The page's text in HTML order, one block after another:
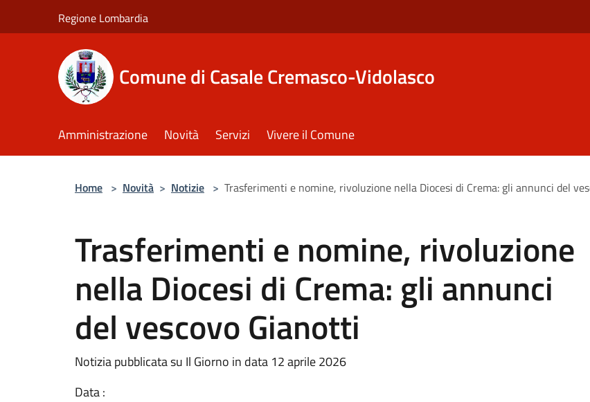
Regione Lombardia
Comune di Casale Cremasco-Vidolasco
Amministrazione Novità Servizi Vivere il Comune
Home > Novità > Notizie > Trasferimenti e nomine, rivoluzione nella Diocesi di Crema: gli annunci del
Trasferimenti e nomine, rivoluzione
nella Diocesi di Crema: gli annunci
del vescovo Gianotti
Notizia pubblicata su Il Giorno in data 12 aprile 2026
Data :